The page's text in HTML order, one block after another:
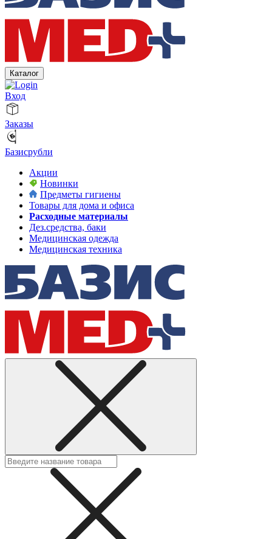
Каталог
Вход
Заказы
Базисрубли
Акции
Новинки
Предметы гигиены
Товары для дома и офиса
Расходные материалы
Дез.средства, баки
Медицинская одежда
Медицинская техника